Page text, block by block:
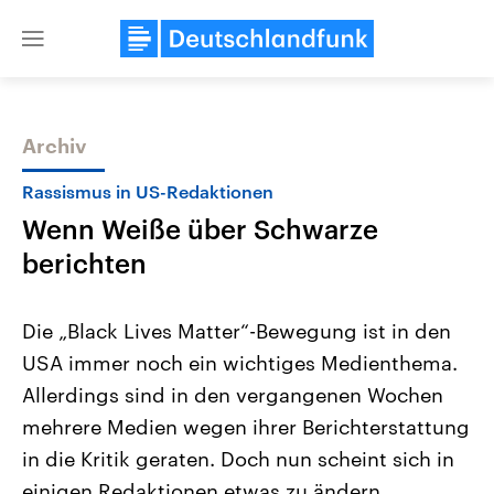
Close
Themen
Landtagswahl Sachsen-Anhalt
2026
Alle Informationen
Sachsen-Anhalt wählt am 6.
September 2026 einen neuen
Landtag. Seit 2021 wird das
Bundesland von einer Koalition aus
Aktuelle Beiträge,
Hintergründe
Wirtschaftlich und
gehören die Vereinigten
den mächtigsten Ländern
mit großem Einfluss auf
Archiv
Rassismus in US-Redaktionen
Wenn Weiße über Schwarze
berichten
Die „Black Lives Matter“-Bewegung ist in den
USA immer noch ein wichtiges Medienthema.
Allerdings sind in den vergangenen Wochen
mehrere Medien wegen ihrer Berichterstattung
in die Kritik geraten. Doch nun scheint sich in